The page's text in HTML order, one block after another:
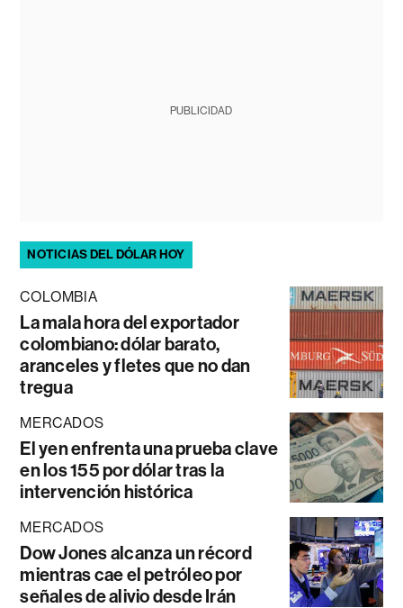
PUBLICIDAD
NOTICIAS DEL DÓLAR HOY
COLOMBIA
La mala hora del exportador
colombiano: dólar barato,
aranceles y fletes que no dan
tregua
MERCADOS
El yen enfrenta una prueba clave
en los 155 por dólar tras la
intervención histórica
MERCADOS
Dow Jones alcanza un récord
mientras cae el petróleo por
señales de alivio desde Irán